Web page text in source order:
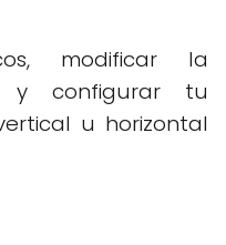
modificar la
y configurar tu
u horizontal